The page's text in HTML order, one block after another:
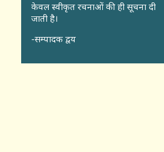
केवल स्वीकृत रचनाओं की ही सूचना दी
जाती है।
-सम्पादक द्वय